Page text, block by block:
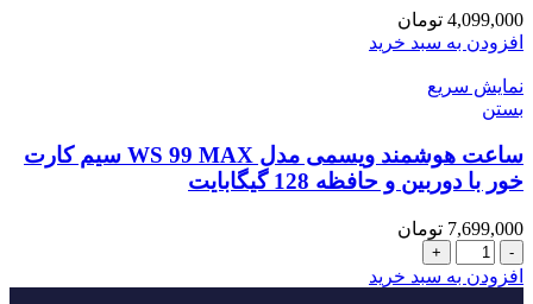
عدد
4,099,000 تومان
افزودن به سبد خرید
نمایش سریع
بستن
ساعت هوشمند ویسمی مدل WS 99 MAX سیم کارت
خور با دوربین و حافظه 128 گیگابایت
7,699,000 تومان
ساعت
هوشمند
افزودن به سبد خرید